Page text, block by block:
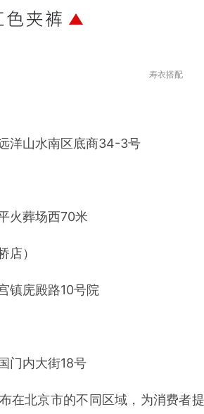
寿衣搭配
洋山水南区底商34-3号
火葬场西70米
店）
镇庑殿路10号院
门内大街18号
在北京市的不同区域，为消费者